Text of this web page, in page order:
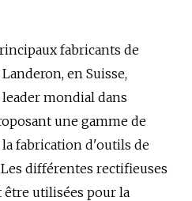
fabricants de
en Suisse,
mondial dans
une gamme de
fabrication d'outils de
différentes rectifieuses
être utilisées pour la